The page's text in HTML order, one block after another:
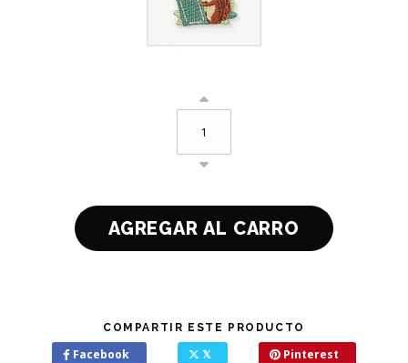
COMPARTIR ESTE PRODUCTO
Facebook 𝕏 Pinterest